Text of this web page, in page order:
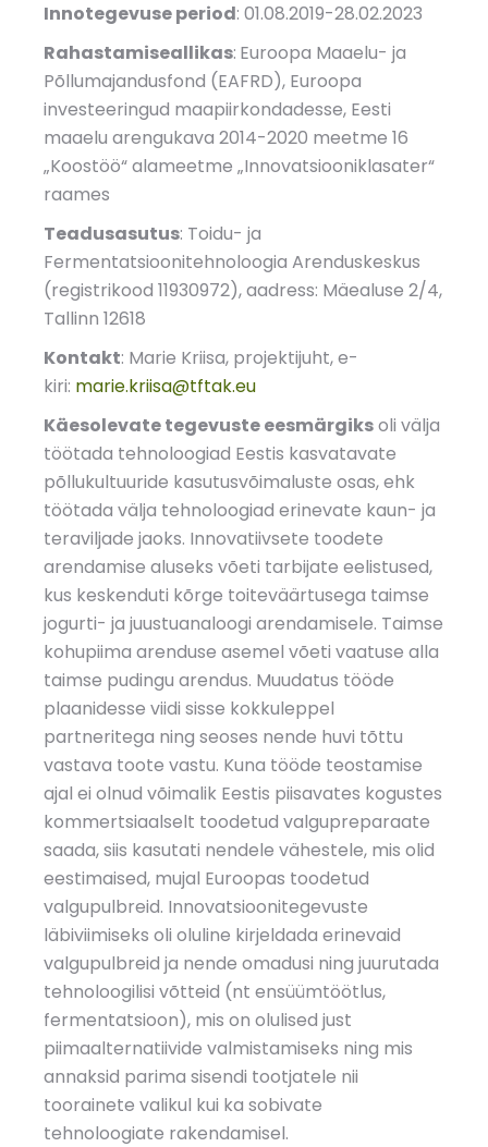
Innotegevuse period: 01.08.2019-28.02.2023
Rahastamiseallikas: Euroopa Maaelu- ja
Põllumajandusfond (EAFRD), Euroopa
investeeringud maapiirkondadesse, Eesti
maaelu arengukava 2014-2020 meetme 16
„Koostöö“ alameetme „Innovatsiooniklasater“
raames
Teadusasutus: Toidu- ja
Fermentatsioonitehnoloogia Arenduskeskus
(registrikood 11930972), aadress: Mäealuse 2/4,
Tallinn 12618
Kontakt: Marie Kriisa, projektijuht, e-
kiri: marie.kriisa@tftak.eu
Käesolevate tegevuste eesmärgiksoli välja
töötada tehnoloogiad Eestis kasvatavate
põllukultuuride kasutusvõimaluste osas, ehk
töötada välja tehnoloogiad erinevate kaun- ja
teraviljade jaoks. Innovatiivsete toodete
arendamise aluseks võeti tarbijate eelistused,
kus keskenduti kõrge toiteväärtusega taimse
jogurti- ja juustuanaloogi arendamisele. Taimse
kohupiima arenduse asemel võeti vaatuse alla
taimse pudingu arendus. Muudatus tööde
plaanidesse viidi sisse kokkuleppel
partneritega ning seoses nende huvi tõttu
vastava toote vastu. Kuna tööde teostamise
ajal ei olnud võimalik Eestis piisavates kogustes
kommertsiaalselt toodetud valgupreparaate
saada, siis kasutati nendele vähestele, mis olid
eestimaised, mujal Euroopas toodetud
valgupulbreid. Innovatsioonitegevuste
läbiviimiseks oli oluline kirjeldada erinevaid
valgupulbreid ja nende omadusi ning juurutada
tehnoloogilisi võtteid (nt ensüümtöötlus,
fermentatsioon), mis on olulised just
piimaalternatiivide valmistamiseks ning mis
annaksid parima sisendi tootjatele nii
toorainete valikul kui ka sobivate
tehnoloogiate rakendamisel.